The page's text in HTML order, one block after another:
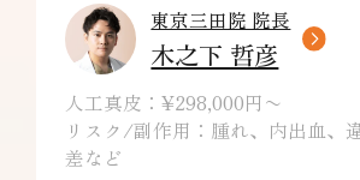
東京三田院 院長
木之下 哲彦
人工真皮：¥298,000円〜
リスク/副作用：腫れ、内出血、
差など